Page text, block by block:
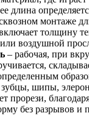
длина
монтаже
толщину
воздушной
– рабочая, при
зубцы, шипы,
прорези,
без разрывов и